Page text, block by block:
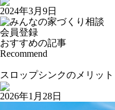
2024年3月9日
会員登録
おすすめの記事
Recommend
スロップシンクのメリッ
2026年1月28日